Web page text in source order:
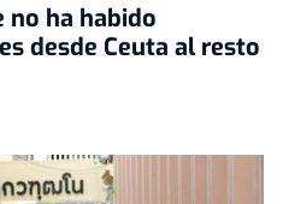
no ha habido
desde Ceuta al resto